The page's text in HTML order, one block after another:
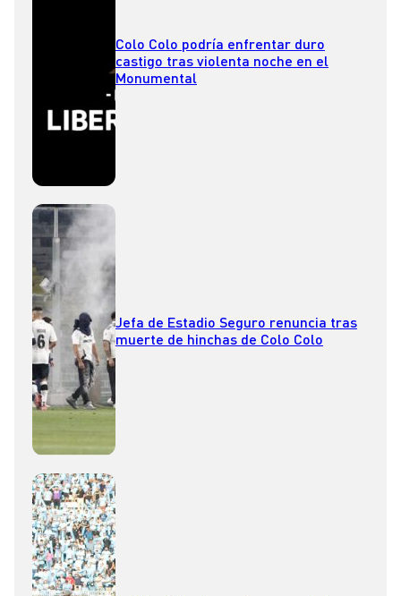
Colo Colo podría enfrentar duro
castigo tras violenta noche en el
Monumental
Jefa de Estadio Seguro renuncia tras
muerte de hinchas de Colo Colo